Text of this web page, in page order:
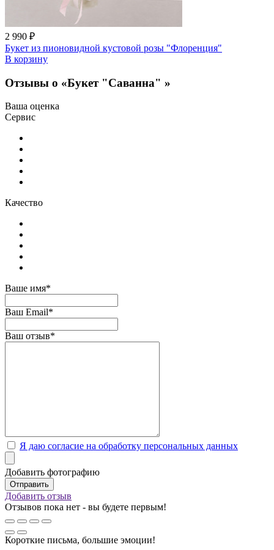
2 990 ₽
Букет из пионовидной кустовой розы "Флоренция"
В корзину
Отзывы о «Букет "Саванна" »
Ваша оценка
Сервис
Качество
Ваше имя*
Ваш Email*
Ваш отзыв*
Я даю согласие на обработку персональных данных
Добавить фотографию
Добавить отзыв
Отзывов пока нет - вы будете первым!
Короткие письма, большие эмоции!